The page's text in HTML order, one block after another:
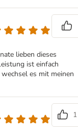
lieben dieses
ist einfach
es mit meinen
1